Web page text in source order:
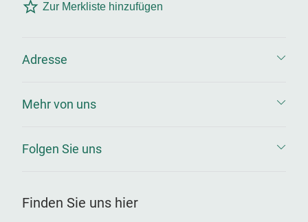
Zur Merkliste hinzufügen
Adresse
Mehr von uns
Folgen Sie uns
Finden Sie uns hier